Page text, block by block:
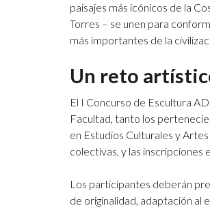
paisajes más icónicos de la
Torres – se unen para
más importantes de la
Un reto
El I Concurso de Escultura
Facultad, tanto los
en Estudios Culturales y
colectivas, y las inscripciones
Los participantes deberán
de originalidad, adaptación al